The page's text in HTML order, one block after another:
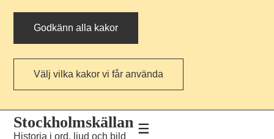
Godkänn alla kakor
Välj vilka kakor vi får använda
navigationen
huvudinnehållet
Stockholmskällan
Historia i ord, ljud och bild